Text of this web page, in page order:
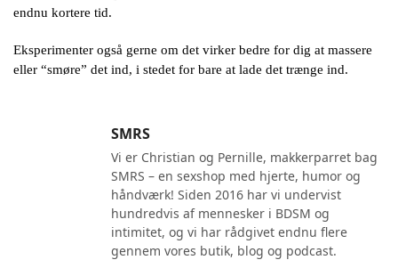
endnu kortere tid.
Eksperimenter også gerne om det virker bedre for dig at massere
eller “smøre” det ind, i stedet for bare at lade det trænge ind.
SMRS
Vi er Christian og Pernille, makkerparret bag
SMRS – en sexshop med hjerte, humor og
håndværk! Siden 2016 har vi undervist
hundredvis af mennesker i BDSM og
intimitet, og vi har rådgivet endnu flere
gennem vores butik, blog og podcast.